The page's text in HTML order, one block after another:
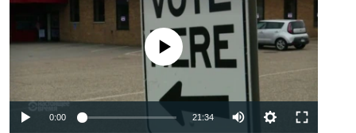
No media source currently available
0:00 21:34